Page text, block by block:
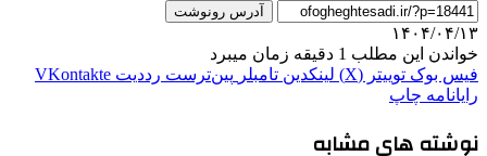
آدرس رونوشت
۱۴۰۴/۰۴/۱۳
خواندن این مطلب 1 دقیقه زمان میبرد
فیس بوک توییتر (X) لینکدین ‫تامبلر ‫پین‌ترست ‫رددیت ‫VKontakte
رایانامه چاپ
نوشته های مشابه